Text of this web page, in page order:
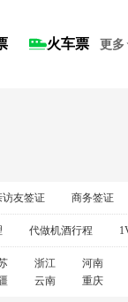
火车票 更多
访友签证 商务签证
代做机酒行程
浙江
河南
云南 重庆